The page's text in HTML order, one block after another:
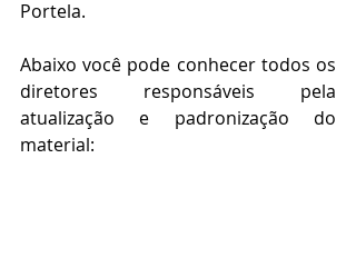
Portela.
Abaixo você pode conhecer todos os
diretores responsáveis pela
atualização e padronização do
material: